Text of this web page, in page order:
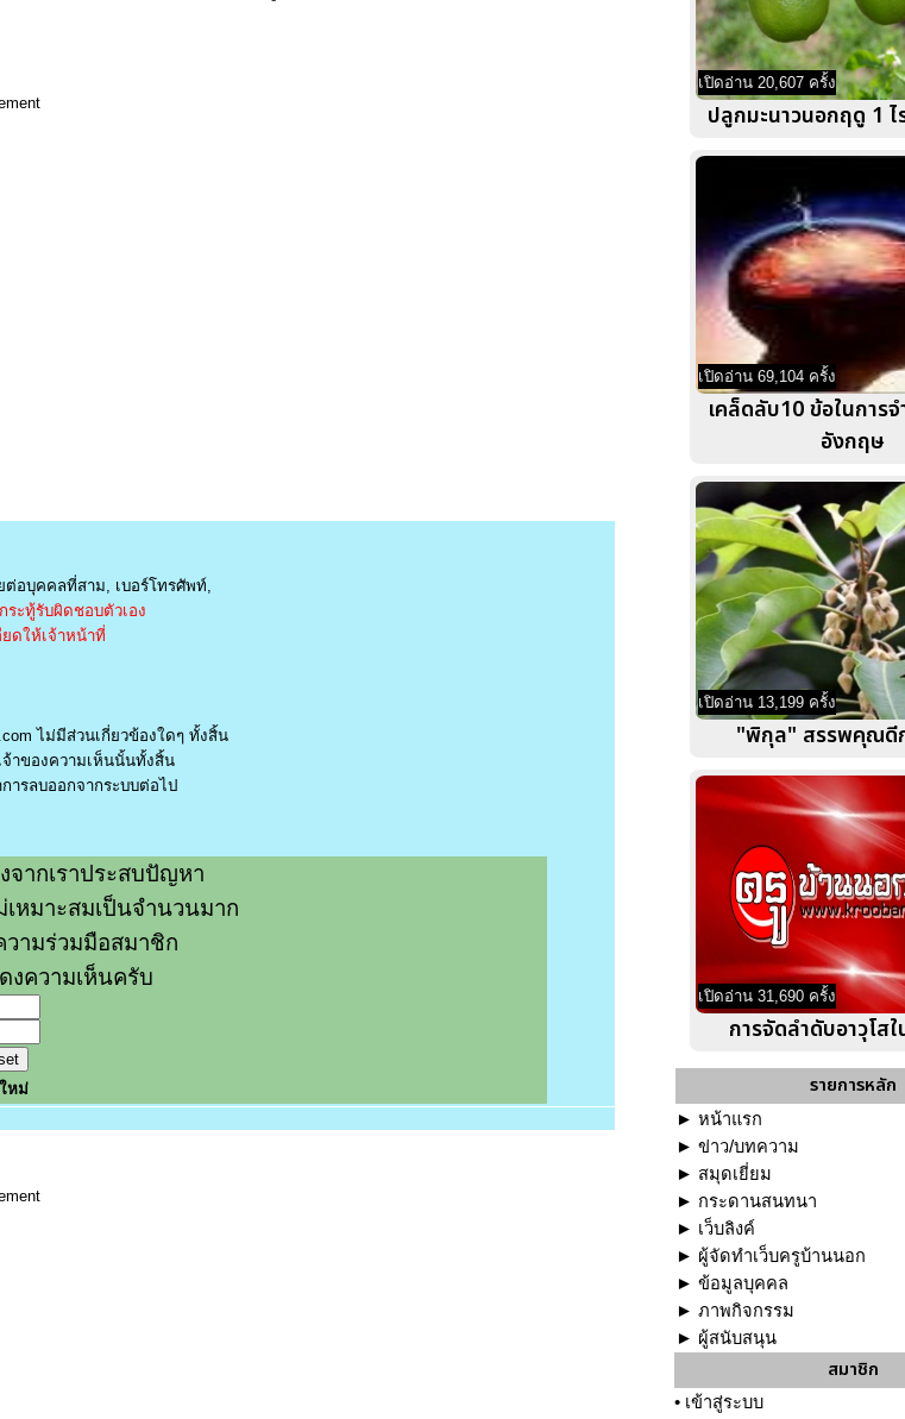
ต่อบุคคลที่สาม, เบอร์โทรศัพท์,
ระทู้รับผิดชอบตัวเอง
ดให้เจ้าหน้าที่
ไม่มีส่วนเกี่ยวข้องใดๆ ทั้งสิ้น
าของความเห็นนั้นทั้งสิ้น
การลบออกจากระบบต่อไป
จากเราประสบปัญหา
หมาะสมเป็นจำนวนมาก
ามร่วมมือสมาชิก
งความเห็นครับ
หม่
เปิดอ่าน 20,607 ครั้ง
ปลูกมะนาวนอกฤดู 1
เปิดอ่าน 69,104 ครั้ง
เคล็ดลับ10 ข้อในการ
อังกฤษ
เปิดอ่าน 13,199 ครั้ง
"พิกุล" สรรพคุณดี
เปิดอ่าน 31,690 ครั้ง
การจัดลำดับอาวุโส
รายการหลัก
► หน้าแรก
► ข่าว/บทความ
► สมุดเยี่ยม
► กระดานสนทนา
► เว็บลิงค์
► ผู้จัดทำเว็บครูบ้านนอก
► ข้อมูลบุคคล
► ภาพกิจกรรม
► ผู้สนับสนุน
สมาชิก
• เข้าสู่ระบบ